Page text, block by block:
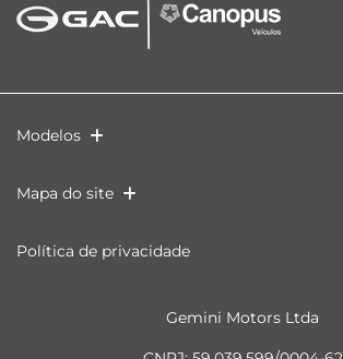
Modelos
Mapa do site
Política de privacidade
Gemini Motors Ltda